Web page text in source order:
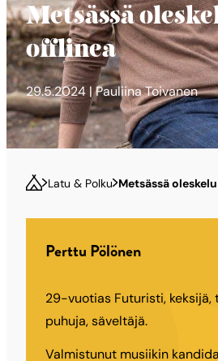
Metsässä
offlinea
29.5.2024 | Pauliina Toivanen
Latu & Polku Metsässä
Perttu Pölönen
29-vuotias Futuristi, keksijä,
puhuja, säveltäjä.
Valmistunut musiikin